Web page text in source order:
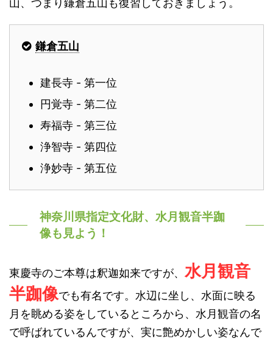
山、つまり鎌倉五山も復習しておきましょう。
鎌倉五山
建長寺 - 第一位
円覚寺 - 第二位
寿福寺 - 第三位
浄智寺 - 第四位
浄妙寺 - 第五位
神奈川県指定文化財、水月観音半跏
像も見よう！
東慶寺のご本尊は釈迦如来ですが、 水月観音
半跏像でも有名です。水辺に坐し、水面に映る
月を眺める姿をしているところから、水月観音の名
で呼ばれているんですが、実に艶めかしい姿なんで